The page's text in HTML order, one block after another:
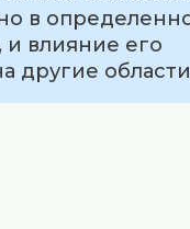
в
влияние его
другие